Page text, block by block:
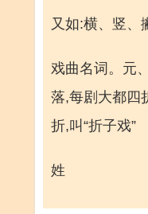
又如:横、竖、
戏曲名词。元
落,每剧大都四
折,叫“折子戏”
姓